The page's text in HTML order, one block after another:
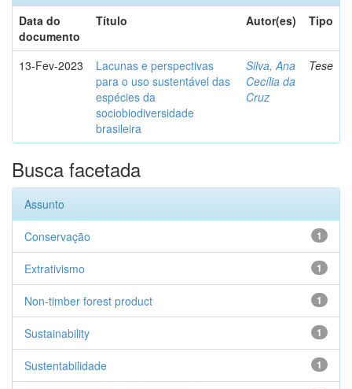
Data do
documento
Título Autor(es) Tipo
13-Fev-2023
Lacunas e perspectivas
para o uso sustentável das
espécies da
sociobiodiversidade
brasileira
Silva, Ana
Cecília da
Cruz
Tese
Busca facetada
Assunto
1
Conservação
1
Extrativismo
1
Non-timber forest product
1
Sustainability
1
Sustentabilidade